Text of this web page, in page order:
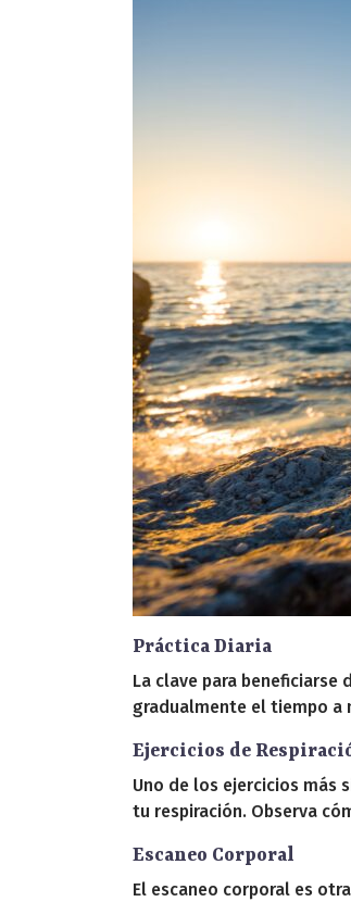
Práctica Diaria
La clave para
gradualmente el tiempo a
Ejercicios de
Uno de los ejercicios más
tu respiración. Observa
Escaneo Corporal
El escaneo corporal es